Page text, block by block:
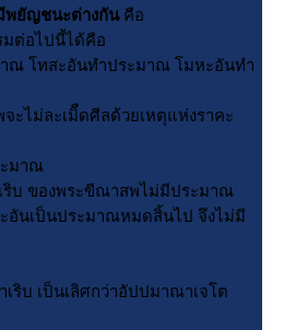
ญชนะต่างกันคือ
อไปนี้ได้คือ
ทสะอันทำประมาณ โมหะอันทำ
ละเมิืดศีลด้วยเหตุแห่งราคะ
มาณ
ของพระขีณาสพไม่มีประมาณ
อันเป็นประมาณหมดสิ้นไป จึงไม่มี
เป็นเลิศกว่าอัปปมาณาเจโต